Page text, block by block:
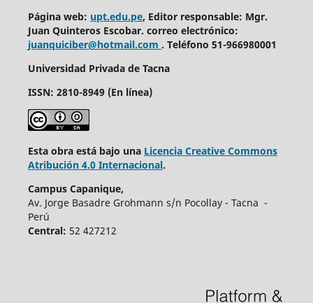
Página web: upt.edu.pe, Editor responsable: Mgr.
Juan Quinteros Escobar. correo electrónico:
juanquiciber@hotmail.com . Teléfono 51-966980001
Universidad Privada de Tacna
ISSN: 2810-8949 (En línea)
Esta obra está bajo una Licencia Creative Commons
Atribución 4.0 Internacional.
Campus Capanique,
Av. Jorge Basadre Grohmann s/n Pocollay - Tacna -
Perú
Central: 52 427212